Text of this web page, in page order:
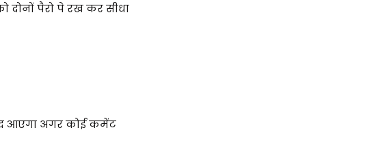
दोनों पैरो पे रख कर सीधा
आएगा अगर कोई कमेंट